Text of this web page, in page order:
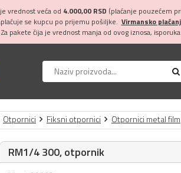
vrednost veća od 4.000,00 RSD (plaćanje pouzećem
se kupcu po prijemu pošiljke. Virmansko
pakete čija je vrednost manja od ovog iznosa,
Otpornici Fiksni otpornici Otpornici metal film
RM1/4 300, otpornik